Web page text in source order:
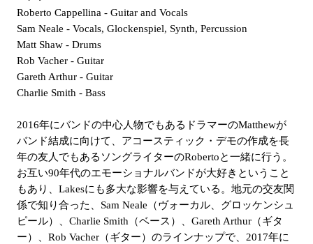
Roberto Cappellina - Guitar and Vocals
Sam Neale - Vocals, Glockenspiel, Synth, Percussion
Matt Shaw - Drums
Rob Vacher - Guitar
Gareth Arthur - Guitar
Charlie Smith - Bass
2016年にバンドの中心人物でもあるドラマーのMatthewが
バンド結成に向けて、アコースティック・デモの作成を長
年の友人でもあるソングライターのRobertoと一緒に行う。
お互い90年代のエモーショナルバンドが大好きということ
もあり、Lakesにも多大な影響を与えている。地元の交友関
係で知り合った、Sam Neale（ヴォーカル、グロッケンシュ
ピール）、Charlie Smith（ベース）、Gareth Arthur（ギタ
ー）、Rob Vacher（ギター）のラインナップで、2017年に